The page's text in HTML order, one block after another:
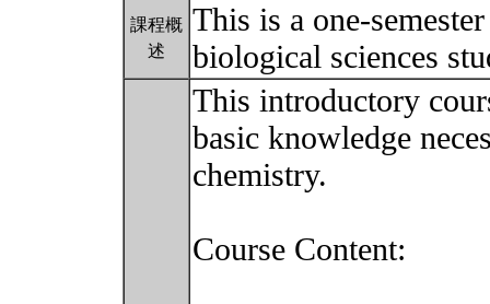
課程概
述
This is a one-
biological sciences
This introductory
basic knowledge
chemistry.
Course Content: